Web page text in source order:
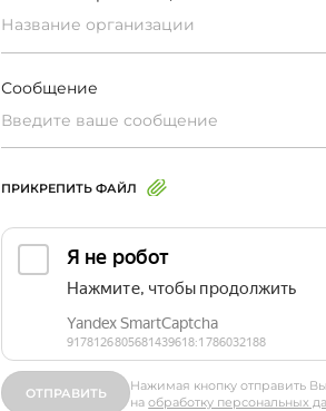
Сообщение
ПРИКРЕПИТЬ ФАЙЛ
Нажимая кнопку отправить
наобработку персональных